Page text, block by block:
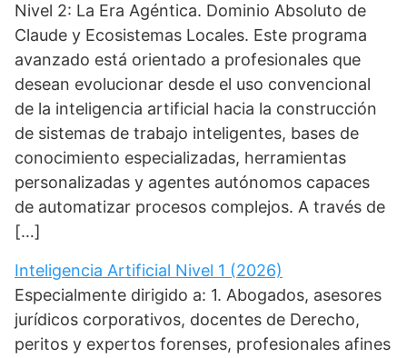
Nivel 2: La Era Agéntica. Dominio Absoluto de
Claude y Ecosistemas Locales. Este programa
avanzado está orientado a profesionales que
desean evolucionar desde el uso convencional
de la inteligencia artificial hacia la construcción
de sistemas de trabajo inteligentes, bases de
conocimiento especializadas, herramientas
personalizadas y agentes autónomos capaces
de automatizar procesos complejos. A través de
[…]
Inteligencia Artificial Nivel 1 (2026)
Especialmente dirigido a: 1. Abogados, asesores
jurídicos corporativos, docentes de Derecho,
peritos y expertos forenses, profesionales afines